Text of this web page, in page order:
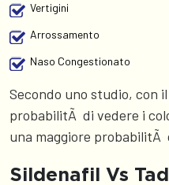
Vertigini
Arrossamento
Naso Congestionato
Secondo uno studio, con
probabilitÃ di vedere i
una maggiore
Sildenafil Vs